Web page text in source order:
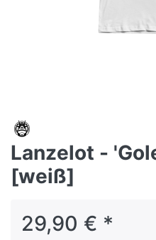
Lanzelot -
[weiß]
29,90 € *